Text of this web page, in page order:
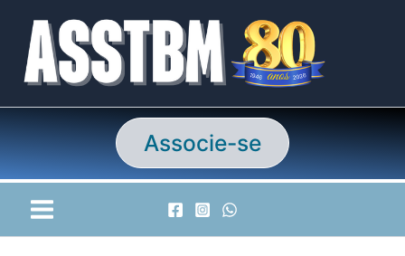
conteúdo
Associe-se